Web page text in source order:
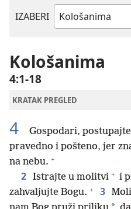
IZABERI
Biblijska
Kološanima
4:1-18
KRATAK PREGLED
4
Gospodari,
pravedno i pošteno, jer
na nebu. +
2 Istrajte u molitvi + i
zahvaljujte Bogu. + 3